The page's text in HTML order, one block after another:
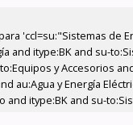
'ccl=su:"Sistemas de
and itype:BK and su-
y Accesorios
au:Agua y Energía
and itype:BK and su-